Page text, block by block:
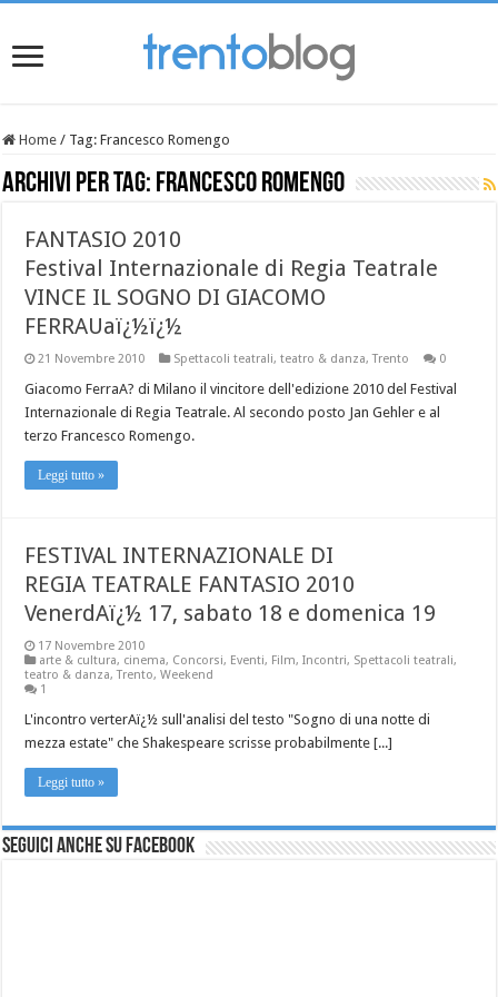
Home / Tag:Francesco Romengo
Archivi per tag: Francesco Romengo
FANTASIO 2010
Festival Internazionale di Regia Teatrale
VINCE IL SOGNO DI GIACOMO
FERRAUaï¿½ï¿½
21 Novembre 2010 Spettacoli teatrali,teatro & danza,Trento 0
Giacomo FerraA? di Milano il vincitore dell'edizione 2010 del Festival
Internazionale di Regia Teatrale. Al secondo posto Jan Gehler e al
terzo Francesco Romengo.
Leggi tutto »
FESTIVAL INTERNAZIONALE DI
REGIA TEATRALE FANTASIO 2010
VenerdAï¿½ 17, sabato 18 e domenica 19
17 Novembre 2010
arte & cultura, cinema, Concorsi, Eventi, Film,Incontri, Spettacoli teatrali,
teatro & danza,Trento,Weekend
1
L'incontro verterAï¿½ sull'analisi del testo "Sogno di una notte di
mezza estate" che Shakespeare scrisse probabilmente [...]
Leggi tutto »
Seguici anche su Facebook